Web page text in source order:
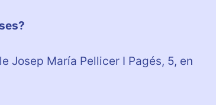
Josep María Pellicer I Pagés, 5, en